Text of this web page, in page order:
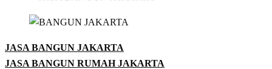
JASA BANGUN JAKARTA
JASA BANGUN RUMAH JAKARTA